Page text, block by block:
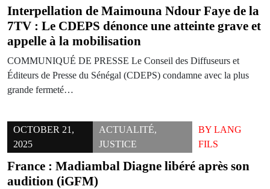
Interpellation de Maimouna Ndour Faye de la
7TV : Le CDEPS dénonce une atteinte grave et
appelle à la mobilisation
COMMUNIQUÉ DE PRESSE Le Conseil des Diffuseurs et
Éditeurs de Presse du Sénégal (CDEPS) condamne avec la plus
grande fermeté…
OCTOBER 21,
2025
ACTUALITÉ,
JUSTICE
BY LANG
FILS
France : Madiambal Diagne libéré après son
audition (iGFM)